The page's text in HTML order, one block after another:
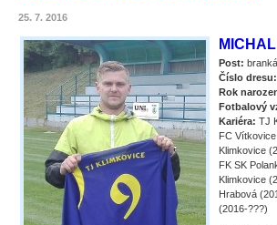
25. 7. 2016
Post:
Číslo dresu:
Rok
Fotbalový
Kariéra: TJ
FC
Klimkovice
FK SK
Klimkovice
Hrabová
(2016-???)